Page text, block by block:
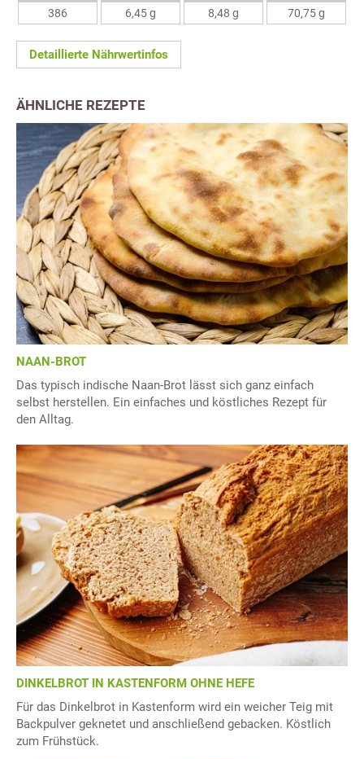
386 6,45 g 8,48 g 70,75 g
Detaillierte Nährwertinfos
ÄHNLICHE REZEPTE
NAAN-BROT
Das typisch indische Naan-Brot lässt sich ganz einfach
selbst herstellen. Ein einfaches und köstliches Rezept für
den Alltag.
DINKELBROT IN KASTENFORM OHNE HEFE
Für das Dinkelbrot in Kastenform wird ein weicher Teig mit
Backpulver geknetet und anschließend gebacken. Köstlich
zum Frühstück.